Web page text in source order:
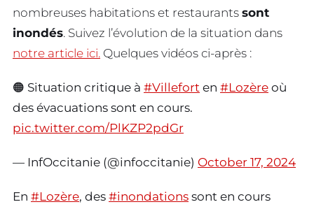
nombreuses habitations et restaurants sont
inondés. Suivez l’évolution de la situation dans
notre article ici. Quelques vidéos ci-après :
🟠 Situation critique à #Villefort en #Lozère où
des évacuations sont en cours.
pic.twitter.com/PlKZP2pdGr
— InfOccitanie (@infoccitanie) October 17, 2024
En #Lozère, des #inondations sont en cours